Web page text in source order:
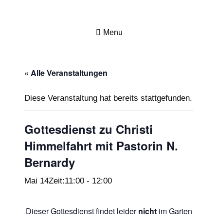
Menu
« Alle Veranstaltungen
Diese Veranstaltung hat bereits stattgefunden.
Gottesdienst zu Christi
Himmelfahrt mit Pastorin N.
Bernardy
Mai 14Zeit:11:00 - 12:00
Dieser Gottesdienst findet leidernicht im Garten